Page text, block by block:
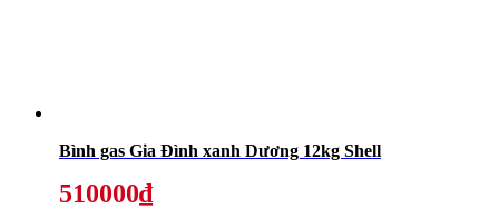
Bình gas Gia Đình xanh Dương 12kg Shell
510000₫